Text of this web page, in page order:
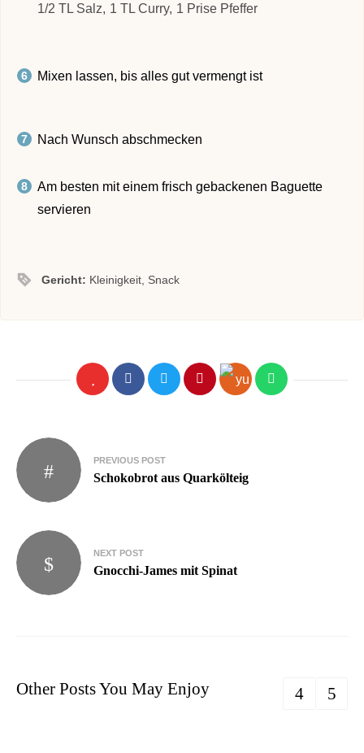
1/2 TL Salz, 1 TL Curry, 1 Prise Pfeffer
Mixen lassen, bis alles gut vermengt ist
Nach Wunsch abschmecken
Am besten mit einem frisch gebackenen Baguette
servieren
Gericht: Kleinigkeit, Snack
PREVIOUS POST
Schokobrot aus Quarkölteig
NEXT POST
Gnocchi-James mit Spinat
Other Posts You May Enjoy